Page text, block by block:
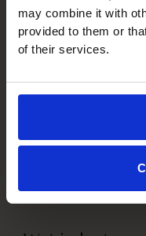
may combine it with
provided to them or
of their services.
Kleuren
Uit hoeveel